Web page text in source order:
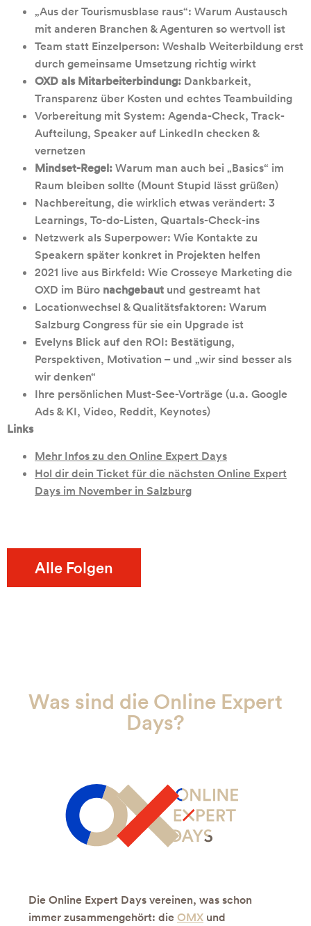
„Aus der Tourismusblase raus“: Warum Austausch
mit anderen Branchen & Agenturen so wertvoll ist
Team statt Einzelperson: Weshalb Weiterbildung erst
durch gemeinsame Umsetzung richtig wirkt
OXD als Mitarbeiterbindung: Dankbarkeit,
Transparenz über Kosten und echtes Teambuilding
Vorbereitung mit System: Agenda-Check, Track-
Aufteilung, Speaker auf LinkedIn checken &
vernetzen
Mindset-Regel:Warum man auch bei „Basics“ im
Raum bleiben sollte (Mount Stupid lässt grüßen)
Nachbereitung, die wirklich etwas verändert: 3
Learnings, To-do-Listen, Quartals-Check-ins
Netzwerk als Superpower: Wie Kontakte zu
Speakern später konkret in Projekten helfen
2021 live aus Birkfeld: Wie Crosseye Marketing die
OXD im Büro nachgebaut und gestreamt hat
Locationwechsel & Qualitätsfaktoren: Warum
Salzburg Congress für sie ein Upgrade ist
Evelyns Blick auf den ROI: Bestätigung,
Perspektiven, Motivation – und „wir sind besser als
wir denken“
Ihre persönlichen Must-See-Vorträge (u.a. Google
Ads & KI, Video, Reddit, Keynotes)
Links
Mehr Infos zu den Online Expert Days
Hol dir dein Ticket für die nächsten Online Expert
Days im November in Salzburg
Alle Folgen
Was sind die Online Expert
Days?
Die Online Expert Days vereinen, was schon
immer zusammengehört: dieOMX und